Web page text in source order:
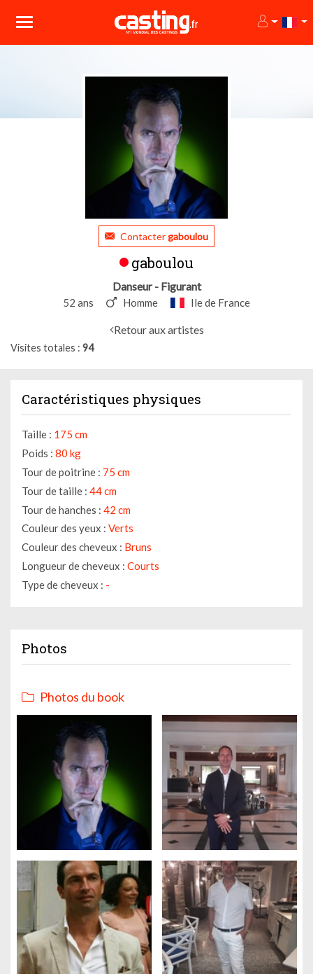
Contactergaboulou
gaboulou
Danseur - Figurant
52 ans Homme Ile de France
Retour aux artistes
Visites totales 94
Caractéristiques physiques
Taille : 175 cm
Poids : 80 kg
Tour de poitrine : 75 cm
Tour de taille : 44 cm
Tour de hanches : 42 cm
Couleur des yeux : Verts
Couleur des cheveux : Bruns
Longueur de cheveux : Courts
Type de cheveux : -
Photos
Photos du book